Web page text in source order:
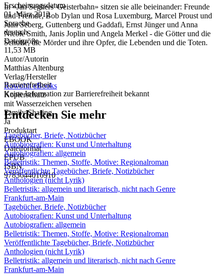
In «Jan Seghers' Geisterbahn» sitzen sie alle beieinander: Freunde
und Fremde, Bob Dylan und Rosa Luxemburg, Marcel Proust und
Jean Seberg, Guttenberg und Gaddafi, Ernst Jünger und Anna
Nicole Smith, Janis Joplin und Angela Merkel - die Götter und die
Schufte, die Mörder und ihre Opfer, die Lebenden und die Toten.
Erscheinungsdatum
01. März 2012
Sprache
deutsch
Dateigröße
11,53 MB
Autor/Autorin
Matthias Altenburg
Verlag/Hersteller
Rowohlt eBooks
Kopierschutz
mit Wasserzeichen versehen
Family Sharing
Ja
Produktart
EBOOK
Dateiformat
EPUB
ISBN
9783644016910
Barrierefreiheit
Keine Information zur Barrierefreiheit bekannt
Entdecken Sie mehr
Tagebücher, Briefe, Notizbücher
Autobiografien: Kunst und Unterhaltung
Autobiografien: allgemein
Belletristik: Themen, Stoffe, Motive: Regionalroman
Veröffentlichte Tagebücher, Briefe, Notizbücher
Anthologien (nicht Lyrik)
Belletristik: allgemein und literarisch, nicht nach Genre
Frankfurt-am-Main
Tagebücher, Briefe, Notizbücher
Autobiografien: Kunst und Unterhaltung
Autobiografien: allgemein
Belletristik: Themen, Stoffe, Motive: Regionalroman
Veröffentlichte Tagebücher, Briefe, Notizbücher
Anthologien (nicht Lyrik)
Belletristik: allgemein und literarisch, nicht nach Genre
Frankfurt-am-Main